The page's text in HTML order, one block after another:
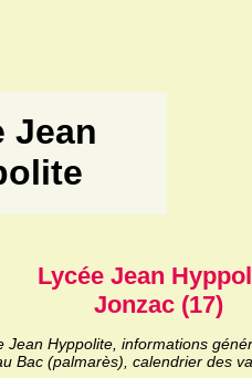
Jean
Lycée Jean
Jonzac (17)
Jean Hyppolite, informations
Bac (palmarès), calendrier des